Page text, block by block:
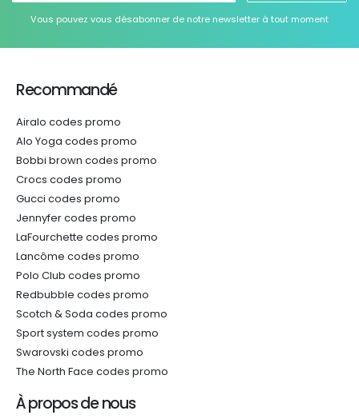
Vous pouvez vous désabonner de notre newsletter à tout moment
Recommandé
Airalo codes promo
Alo Yoga codes promo
Bobbi brown codes promo
Crocs codes promo
Gucci codes promo
Jennyfer codes promo
LaFourchette codes promo
Lancôme codes promo
Polo Club codes promo
Redbubble codes promo
Scotch & Soda codes promo
Sport system codes promo
Swarovski codes promo
The North Face codes promo
À propos de nous